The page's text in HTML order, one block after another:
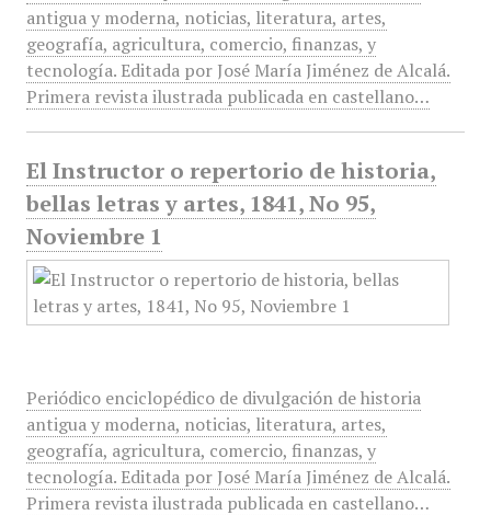
antigua y moderna, noticias, literatura, artes,
geografía, agricultura, comercio, finanzas, y
tecnología. Editada por José María Jiménez de Alcalá.
Primera revista ilustrada publicada en castellano…
El Instructor o repertorio de historia,
bellas letras y artes, 1841, No 95,
Noviembre 1
Periódico enciclopédico de divulgación de historia
antigua y moderna, noticias, literatura, artes,
geografía, agricultura, comercio, finanzas, y
tecnología. Editada por José María Jiménez de Alcalá.
Primera revista ilustrada publicada en castellano…